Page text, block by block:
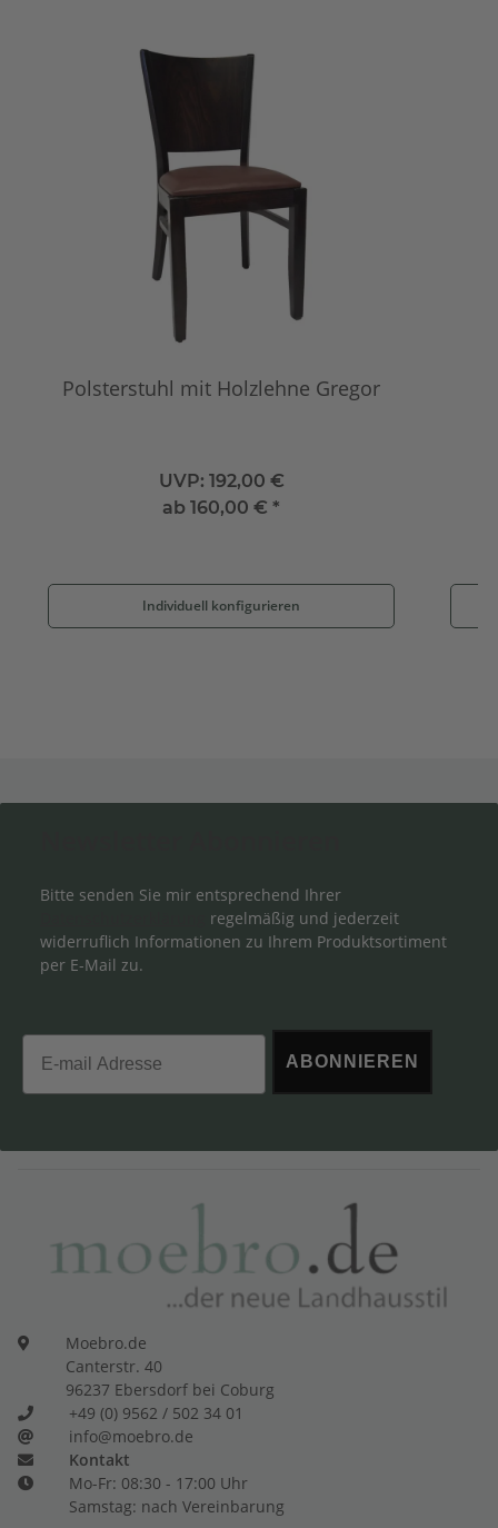
Polsterstuhl mit Holzlehne Gregor
UVP: 192,00 €
ab160,00 € *
Individuell konfigurieren
Bitte senden Sie mir entsprechend Ihrer
regelmäßig und jederzeit
widerruflich Informationen zu Ihrem Produktsortiment
per E-Mail zu.
Email
ABONNIEREN
Moebro.de
Canterstr. 40
96237 Ebersdorf bei Coburg
+49 (0) 9562 / 502 34 01
info@moebro.de
Kontakt
Mo-Fr: 08:30 - 17:00 Uhr
Samstag: nach Vereinbarung